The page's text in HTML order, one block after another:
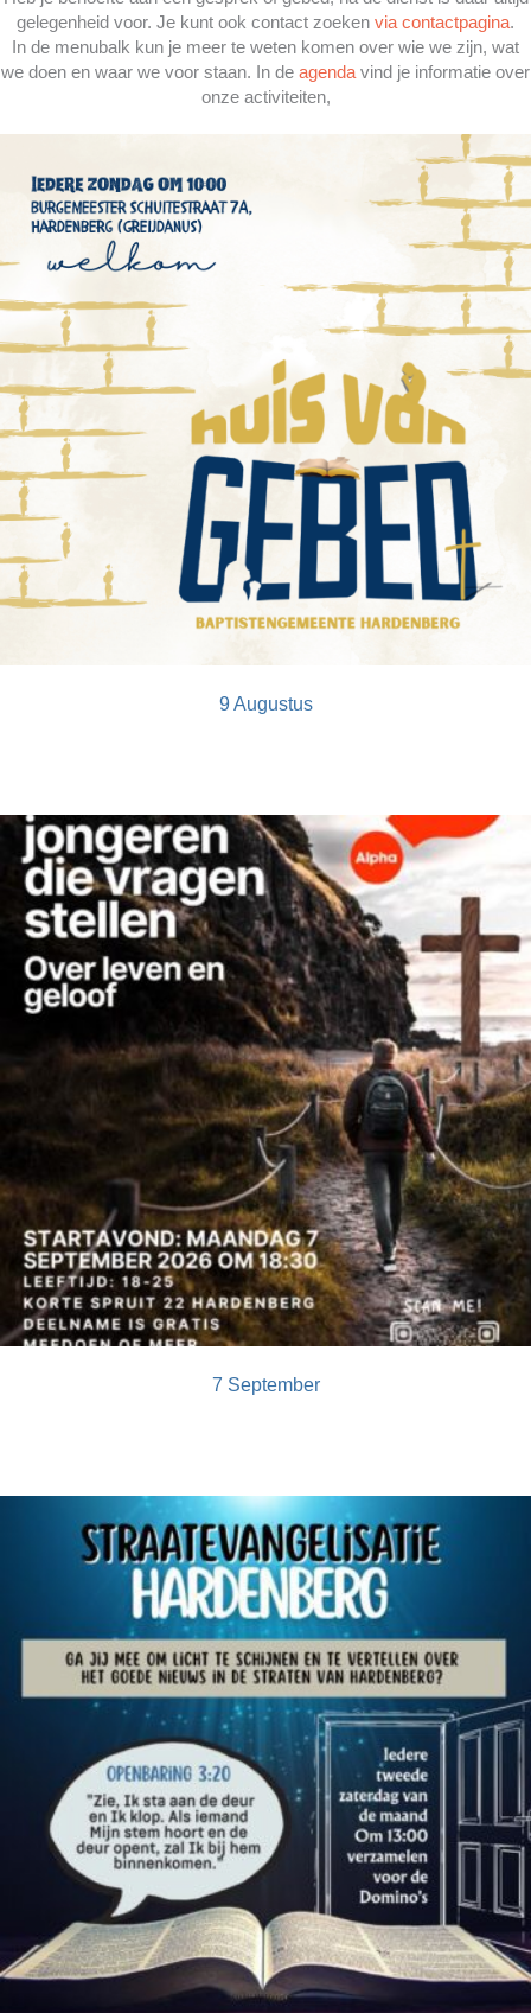
gelegenheid voor. Je kunt ook contact zoeken via contactpagina.
In de menubalk kun je meer te weten komen over wie we zijn, wat
we doen en waar we voor staan. In de agendavind je informatie over
onze activiteiten,
9 Augustus
7 September